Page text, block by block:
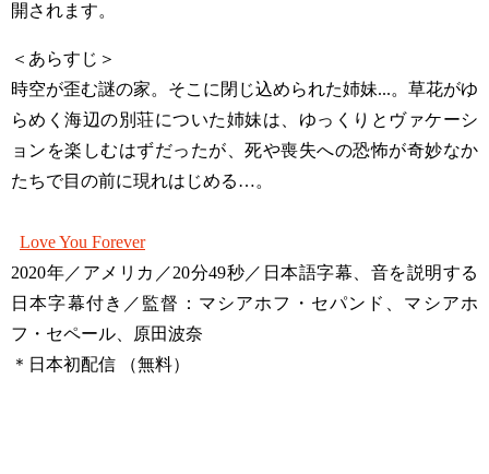
開されます。
＜あらすじ＞
時空が歪む謎の家。そこに閉じ込められた姉妹...。草花がゆ
らめく海辺の別荘についた姉妹は、ゆっくりとヴァケーシ
ョンを楽しむはずだったが、死や喪失への恐怖が奇妙なか
たちで目の前に現れはじめる…。
Love You Forever
2020年／アメリカ／20分49秒／日本語字幕、音を説明する
日本字幕付き／監督：マシアホフ・セパンド、マシアホ
フ・セペール、原田波奈
＊日本初配信 （無料）